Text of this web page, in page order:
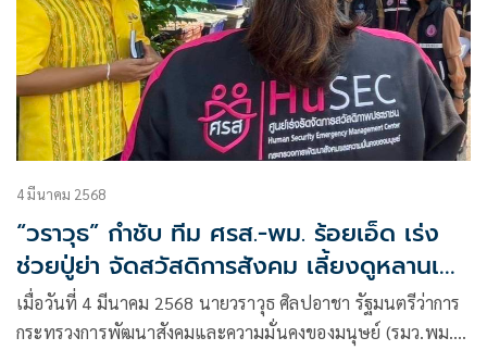
4 มีนาคม 2568
“วราวุธ” กำชับ ทีม ศรส.-พม. ร้อยเอ็ด เร่ง
ช่วยปู่ย่า จัดสวัสดิการสังคม เลี้ยงดูหลานเล็ก
3 คน
เมื่อวันที่ 4 มีนาคม 2568 นายวราวุธ ศิลปอาชา รัฐมนตรีว่าการ
กระทรวงการพัฒนาสังคมและความมั่นคงของมนุษย์ (รมว.พม.)